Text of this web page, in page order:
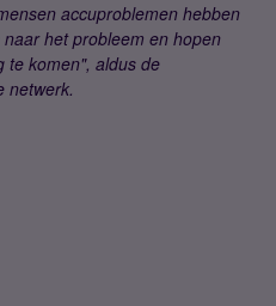
accuproblemen hebben
het probleem en hopen
te komen", aldus de
netwerk.